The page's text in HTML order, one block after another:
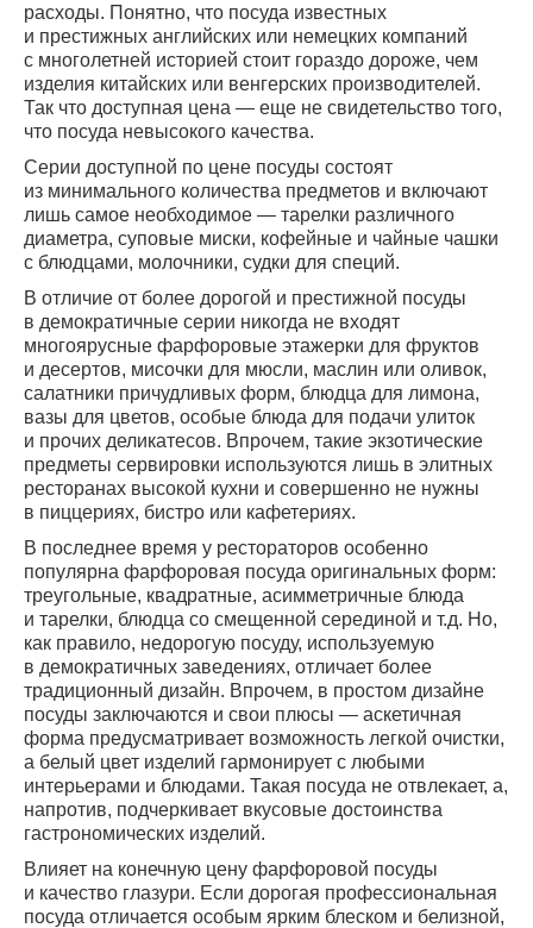
расходы. Понятно, что посуда известных
и престижных английских или немецких компаний
с многолетней историей стоит гораздо дороже, чем
изделия китайских или венгерских производителей.
Так что доступная цена — еще не свидетельство того,
что посуда невысокого качества.
Серии доступной по цене посуды состоят
из минимального количества предметов и включают
лишь самое необходимое — тарелки различного
диаметра, суповые миски, кофейные и чайные чашки
с блюдцами, молочники, судки для специй.
В отличие от более дорогой и престижной посуды
в демократичные серии никогда не входят
многоярусные фарфоровые этажерки для фруктов
и десертов, мисочки для мюсли, маслин или оливок,
салатники причудливых форм, блюдца для лимона,
вазы для цветов, особые блюда для подачи улиток
и прочих деликатесов. Впрочем, такие экзотические
предметы сервировки используются лишь в элитных
ресторанах высокой кухни и совершенно не нужны
в пиццериях, бистро или кафетериях.
В последнее время у рестораторов особенно
популярна фарфоровая посуда оригинальных форм:
треугольные, квадратные, асимметричные блюда
и тарелки, блюдца со смещенной серединой и т.д. Но,
как правило, недорогую посуду, используемую
в демократичных заведениях, отличает более
традиционный дизайн. Впрочем, в простом дизайне
посуды заключаются и свои плюсы — аскетичная
форма предусматривает возможность легкой очистки,
а белый цвет изделий гармонирует с любыми
интерьерами и блюдами. Такая посуда не отвлекает, а,
напротив, подчеркивает вкусовые достоинства
гастрономических изделий.
Влияет на конечную цену фарфоровой посуды
и качество глазури. Если дорогая профессиональная
посуда отличается особым ярким блеском и белизной,